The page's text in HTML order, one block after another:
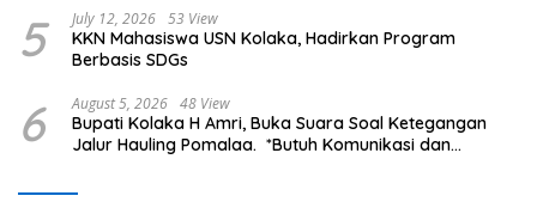
5 July 12, 2026 53 View
KKN Mahasiswa USN Kolaka, Hadirkan Program
Berbasis SDGs
6 August 5, 2026 48 View
Bupati Kolaka H Amri, Buka Suara Soal Ketegangan
Jalur Hauling Pomalaa. *Butuh Komunikasi dan